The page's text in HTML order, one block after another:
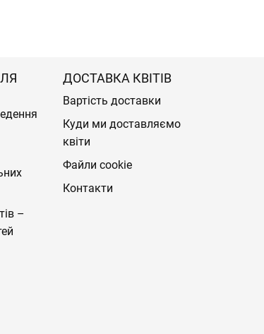
–
ДОСТАВКА КВІТІВ
Вартість доставки
Куди ми доставляємо
квіти
Файли cookie
Контакти